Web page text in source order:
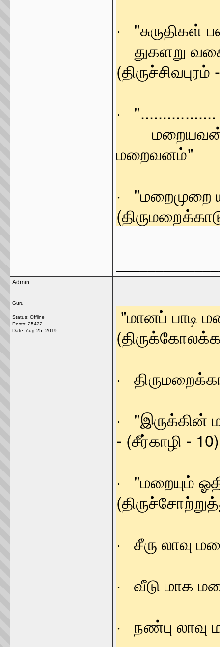
· "சுருதிகள்
துகளறு
(திருச்சிவபுரம்
·
மறையவன்
மறைவனம்" -
·
Admin
Guru
Status: Offline
Posts: 25432
Date: Aug 25, 2019
"மானப்
·
·
- (சீர்காழி - 10)
·
· சீரு
· வீடு மாக
· நண்பு